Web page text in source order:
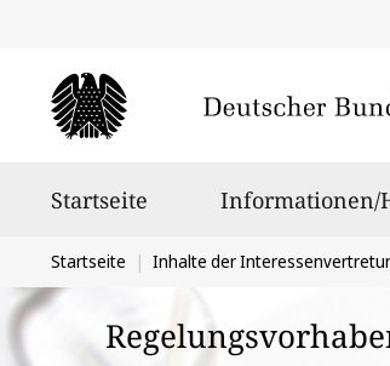
Startseite Informationen/
Sie
befinden
sich
Startseite Inhalte der